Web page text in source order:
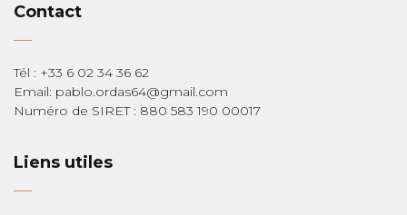
Contact
Tél : +33 6 02 34 36 62
Email: pablo.ordas64@gmail.com
Numéro de SIRET : 880 583 190 00017
Liens utiles